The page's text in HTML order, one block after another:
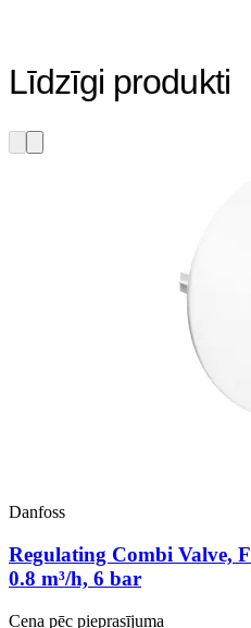
Līdzīgi produkti
Danfoss
Regulating Combi Valve,
0.8 m³/h, 6 bar
Cena pēc pieprasījuma